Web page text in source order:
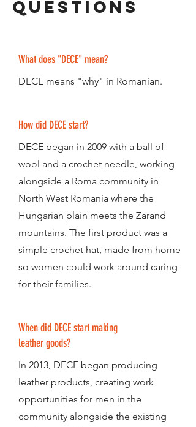
Questions
What does "DECE" mean?
DECE means "why" in Romanian.
How did DECE start?
DECE began in 2009 with a ball of
wool and a crochet needle, working
alongside a Roma community in
North West Romania where the
Hungarian plain meets the Zarand
mountains. The first product was a
simple crochet hat, made from home
so women could work around caring
for their families.
When did DECE start making
leather goods?
In 2013, DECE began producing
leather products, creating work
opportunities for men in the
community alongside the existing